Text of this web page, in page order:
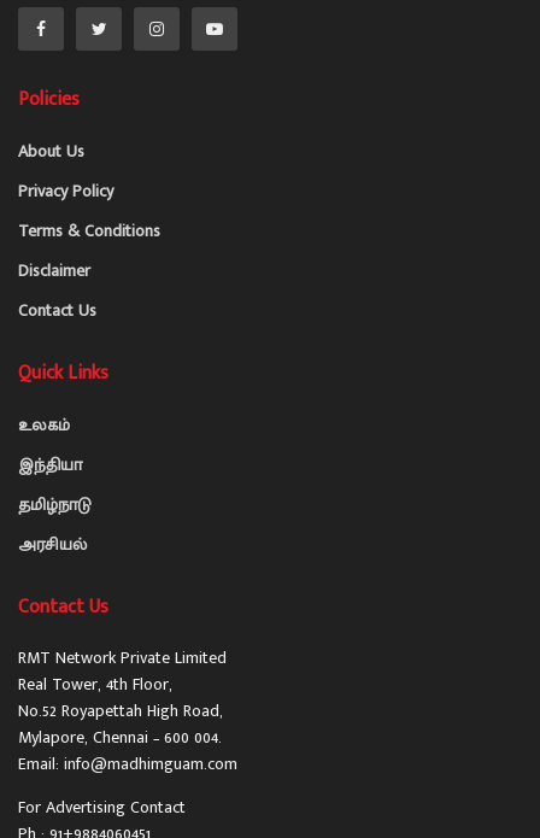
Policies
About Us
Privacy Policy
Terms & Conditions
Disclaimer
Contact Us
Quick Links
உலகம்
இந்தியா
தமிழ்நாடு
அரசியல்
Contact Us
RMT Network Private Limited
Real Tower, 4th Floor,
No.52 Royapettah High Road,
Mylapore, Chennai – 600 004.
Email: info@madhimguam.com
For Advertising Contact